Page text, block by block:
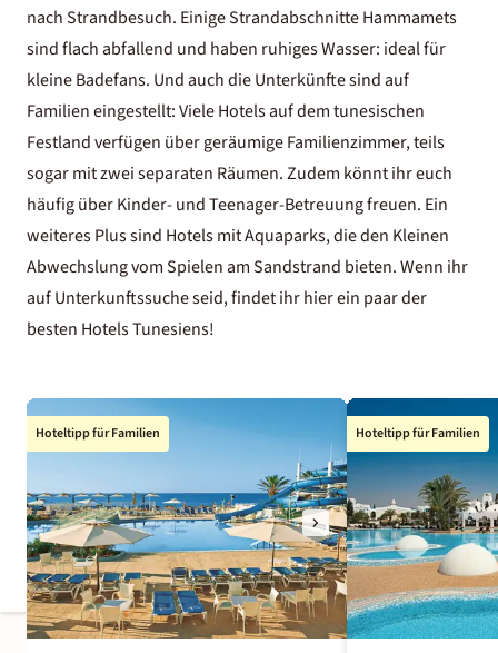
nach Strandbesuch. Einige Strandabschnitte Hammamets
sind flach abfallend und haben ruhiges Wasser: ideal für
kleine Badefans. Und auch die Unterkünfte sind auf
Familien eingestellt: Viele Hotels auf dem tunesischen
Festland verfügen über geräumige Familienzimmer, teils
sogar mit zwei separaten Räumen. Zudem könnt ihr euch
häufig über Kinder- und Teenager-Betreuung freuen. Ein
weiteres Plus sind Hotels mit Aquaparks, die den Kleinen
Abwechslung vom Spielen am Sandstrand bieten. Wenn ihr
auf Unterkunftssuche seid, findet ihr hier ein paar der
besten Hotels Tunesiens!
Hoteltipp für Familien Hoteltipp für Familien